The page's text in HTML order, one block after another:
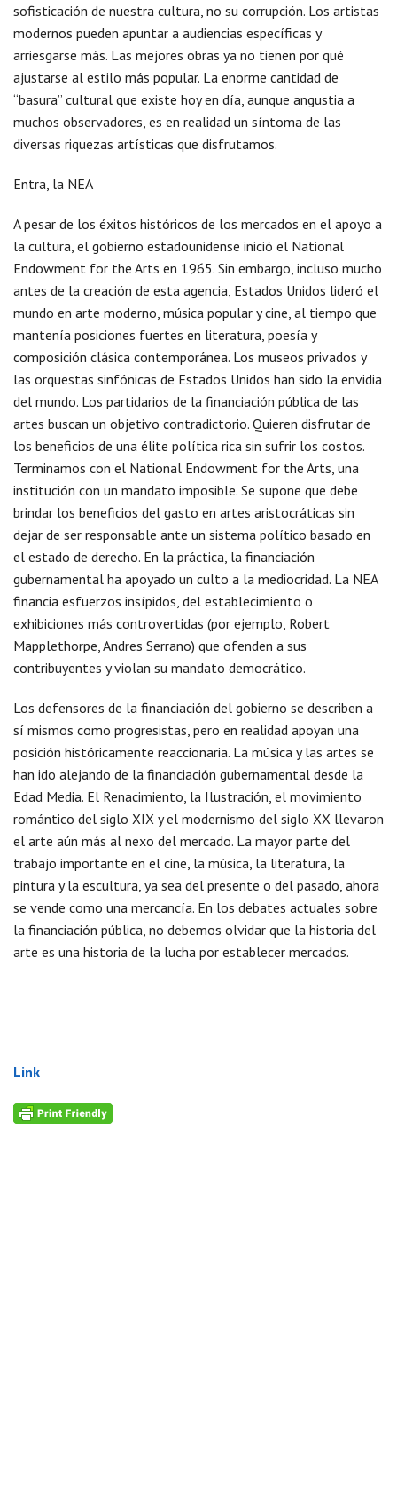
sofisticación de nuestra cultura, no su corrupción. Los artistas
modernos pueden apuntar a audiencias específicas y
arriesgarse más. Las mejores obras ya no tienen por qué
ajustarse al estilo más popular. La enorme cantidad de
“basura” cultural que existe hoy en día, aunque angustia a
muchos observadores, es en realidad un síntoma de las
diversas riquezas artísticas que disfrutamos.
Entra, la NEA
A pesar de los éxitos históricos de los mercados en el apoyo a
la cultura, el gobierno estadounidense inició el National
Endowment for the Arts en 1965. Sin embargo, incluso mucho
antes de la creación de esta agencia, Estados Unidos lideró el
mundo en arte moderno, música popular y cine, al tiempo que
mantenía posiciones fuertes en literatura, poesía y
composición clásica contemporánea. Los museos privados y
las orquestas sinfónicas de Estados Unidos han sido la envidia
del mundo. Los partidarios de la financiación pública de las
artes buscan un objetivo contradictorio. Quieren disfrutar de
los beneficios de una élite política rica sin sufrir los costos.
Terminamos con el National Endowment for the Arts, una
institución con un mandato imposible. Se supone que debe
brindar los beneficios del gasto en artes aristocráticas sin
dejar de ser responsable ante un sistema político basado en
el estado de derecho. En la práctica, la financiación
gubernamental ha apoyado un culto a la mediocridad. La NEA
financia esfuerzos insípidos, del establecimiento o
exhibiciones más controvertidas (por ejemplo, Robert
Mapplethorpe, Andres Serrano) que ofenden a sus
contribuyentes y violan su mandato democrático.
Los defensores de la financiación del gobierno se describen a
sí mismos como progresistas, pero en realidad apoyan una
posición históricamente reaccionaria. La música y las artes se
han ido alejando de la financiación gubernamental desde la
Edad Media. El Renacimiento, la Ilustración, el movimiento
romántico del siglo XIX y el modernismo del siglo XX llevaron
el arte aún más al nexo del mercado. La mayor parte del
trabajo importante en el cine, la música, la literatura, la
pintura y la escultura, ya sea del presente o del pasado, ahora
se vende como una mercancía. En los debates actuales sobre
la financiación pública, no debemos olvidar que la historia del
arte es una historia de la lucha por establecer mercados.
Link